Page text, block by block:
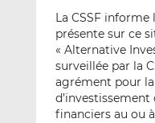
La CSSF informe
présente sur ce
« Alternative
surveillée par la
agrément pour
d’investissement
financiers au ou